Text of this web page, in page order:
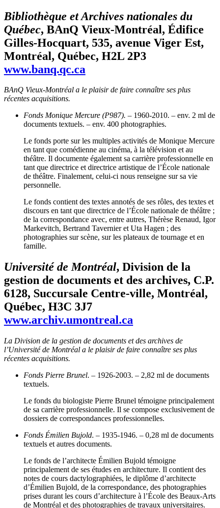
Bibliothèque et Archives nationales du
Québec, BAnQ Vieux-Montréal, Édifice
Gilles-Hocquart, 535, avenue Viger Est,
Montréal, Québec, H2L 2P3
www.banq.qc.ca
BAnQ Vieux-Montréal a le plaisir de faire connaître ses plus
récentes acquisitions.
Fonds Monique Mercure (P987). – 1960-2010. – env. 2 ml de
documents textuels. – env. 400 photographies.
Le fonds porte sur les multiples activités de Monique Mercure
en tant que comédienne au cinéma, à la télévision et au
théâtre. Il documente également sa carrière professionnelle en
tant que directrice et directrice artistique de l’École nationale
de théâtre. Finalement, celui-ci nous renseigne sur sa vie
personnelle.
Le fonds contient des textes annotés de ses rôles, des textes et
discours en tant que directrice de l’École nationale de théâtre ;
de la correspondance avec, entre autres, Thérèse Renaud, Igor
Markevitch, Bertrand Tavernier et Uta Hagen ; des
photographies sur scène, sur les plateaux de tournage et en
famille.
Université de Montréal, Division de la
gestion de documents et des archives, C.P.
6128, Succursale Centre-ville, Montréal,
Québec, H3C 3J7
www.archiv.umontreal.ca
La Division de la gestion de documents et des archives de
l’Université de Montréal a le plaisir de faire connaître ses plus
récentes acquisitions.
Fonds Pierre Brunel. – 1926-2003. – 2,82 ml de documents
textuels.
Le fonds du biologiste Pierre Brunel témoigne principalement
de sa carrière professionnelle. Il se compose exclusivement de
dossiers de correspondances professionnelles.
Fonds Émilien Bujold. – 1935-1946. – 0,28 ml de documents
textuels et autres documents.
Le fonds de l’architecte Émilien Bujold témoigne
principalement de ses études en architecture. Il contient des
notes de cours dactylographiées, le diplôme d’architecte
d’Émilien Bujold, de la correspondance, des photographies
prises durant les cours d’architecture à l’École des Beaux-Arts
de Montréal et des photographies de travaux universitaires.